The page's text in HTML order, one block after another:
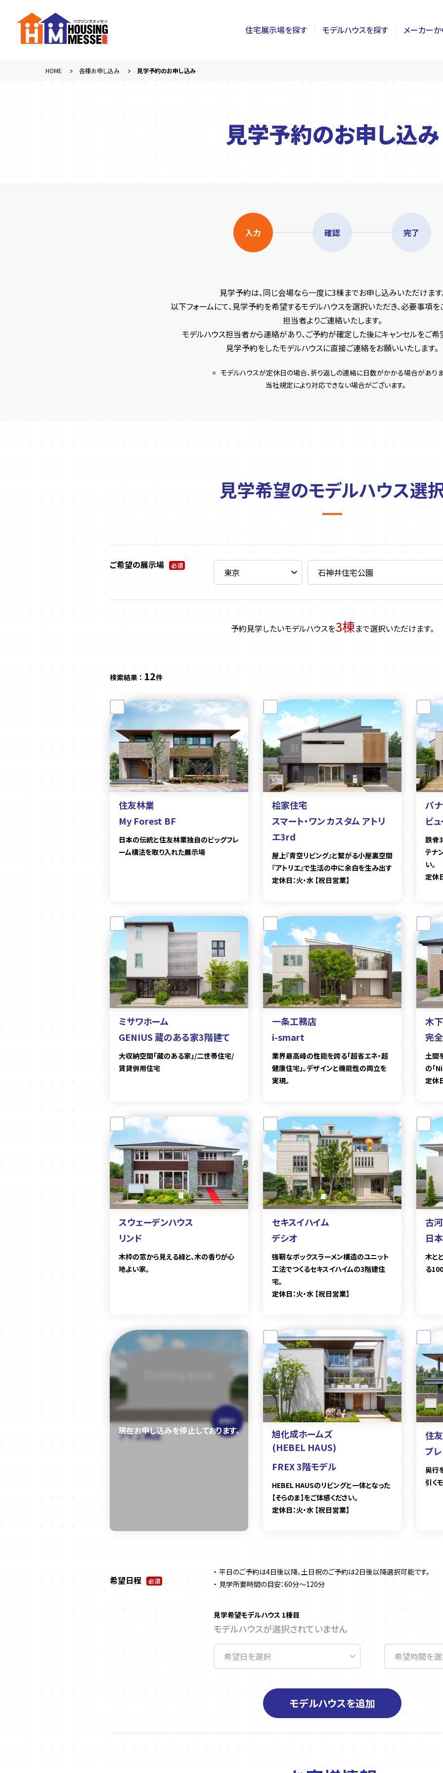
住宅展示場を探す
神奈川
埼玉
栃木
山梨
静岡
富山
モデルハウスを探す メーカー
HOME 各種お申し込み 見学予約のお申し込み
見学予約のお申し込み
入力 確認 完了
見学予約は、同じ会場なら一度に3棟までお申し込みいただけます
以下フォームにて、見学予約を希望するモデルハウスを選択いただき、必要事項を
担当者よりご連絡いたします。
モデルハウス担当者から連絡があり、ご予約が確定した後にキャンセルをご希
見学予約をしたモデルハウスに直接ご連絡をお願いいたします。
モデルハウスが定休日の場合、折り返しの連絡に日数がかかる場合がありま
当社規定により対応できない場合がございます。
見学希望のモデルハウス選
ご希望の展示場 必須
予約見学したいモデルハウスを3棟まで選択いただけます。
検索結果 ： 12件
住友林業
My Forest BF
日本の伝統と住友林業独自のビッグフレ
ーム構法を取り入れた展示場
桧家住宅
スマート・ワン カスタム アトリ
エ3rd
屋上『青空リビング』と繋がる小屋裏空間
『アトリエ』で生活の中に余白を生み出す
定休日：火・水 【祝日営業】
パ
ビ
鉄骨
テナ
い。
定休
ミサワホーム
GENIUS 蔵のある家3階建て
大収納空間「蔵のある家」/二世帯住宅/
賃貸併用住宅
一条工務店
i-smart
業界最高峰の性能を誇る「超省エネ・超
健康住宅」。デザインと機能性の両立を
実現。
木
完
土間
の「
定休
スウェーデンハウス
リンド
木枠の窓から見える緑と、木の香りが心
地よい家。
セキスイハイム
デシオ
強靭なボックスラーメン構造のユニット
工法でつくるセキスイハイムの3階建住
宅。
定休日：火・水 【祝日営業】
古
日
木と
る
建築中
アイ工務店
旭化成ホームズ
(HEBEL HAUS)
FREX 3階モデル
HEBEL HAUSのリビングと一体となった
【そらのま】をご体感ください。
定休日：火・水 【祝日営業】
住
プ
奥行
引く
希望日程 必須
平日のご予約は4日後以降、土日祝のご予約は2日後以降選択可能です。
見学所要時間の目安：60分～120分
見学希望モデルハウス 1棟目
モデルハウスが選択されていません
モデルハウスを追加